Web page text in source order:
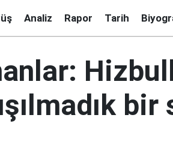
Analiz Rapor Tarih
bir